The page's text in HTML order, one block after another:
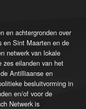
en achtergronden over
en Sint Maarten en de
netwerk van lokale
zes eilanden van het
Antilliaanse en
besluitvorming in
en/of voor de
Netwerk is